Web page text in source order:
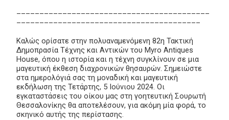
Καλώς ορίσατε στην πολυαναμενόμενη 82η Τακτική
Δημοπρασία Τέχνης και Αντικών του Myro Antiques
House, όπου η ιστορία και η τέχνη συγκλίνουν σε μια
μαγευτική έκθεση διαχρονικών θησαυρών. Σημειώστε
στα ημερολόγιά σας τη μοναδική και μαγευτική
εκδήλωση της Τετάρτης, 5 Ιούνιου 2024. Οι
εγκαταστάσεις του οίκου μας στη γοητευτική Σουρωτή
Θεσσαλονίκης θα αποτελέσουν, για ακόμη μία φορά, το
σκηνικό αυτής της περίστασης.